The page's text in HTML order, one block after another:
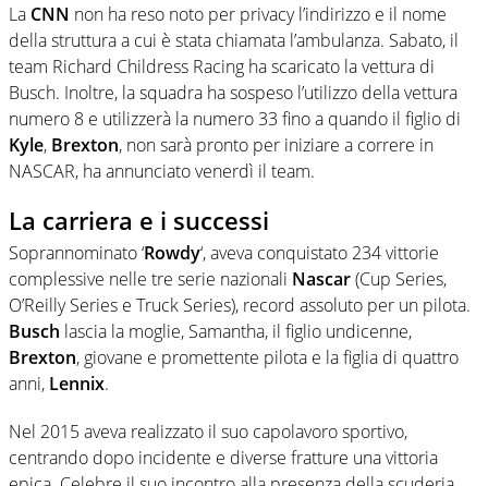
La CNN non ha reso noto per privacy l’indirizzo e il nome
della struttura a cui è stata chiamata l’ambulanza. Sabato, il
team Richard Childress Racing ha scaricato la vettura di
Busch. Inoltre, la squadra ha sospeso l’utilizzo della vettura
numero 8 e utilizzerà la numero 33 fino a quando il figlio di
Kyle, Brexton, non sarà pronto per iniziare a correre in
NASCAR, ha annunciato venerdì il team.
La carriera e i successi
Soprannominato ‘Rowdy‘, aveva conquistato 234 vittorie
complessive nelle tre serie nazionali Nascar(Cup Series,
O’Reilly Series e Truck Series), record assoluto per un pilota.
Busch lascia la moglie, Samantha, il figlio undicenne,
Brexton, giovane e promettente pilota e la figlia di quattro
anni, Lennix.
Nel 2015 aveva realizzato il suo capolavoro sportivo,
centrando dopo incidente e diverse fratture una vittoria